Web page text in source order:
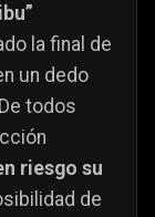
la final de
un dedo
todos
riesgo su
de